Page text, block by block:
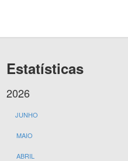
Estatísticas
2026
JUNHO
MAIO
ABRIL